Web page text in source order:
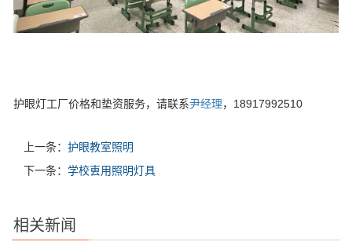
护眼灯工厂价格和垫资服务，请联系尹经理，18917992510
上一条： 护眼教室照明
下一条： 学校叀用照明灯具
相关新闻